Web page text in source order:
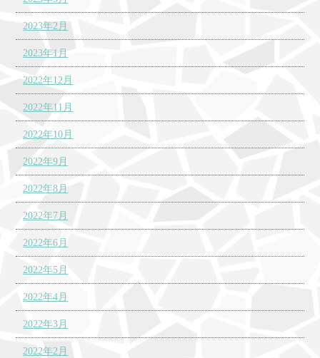
2023年2月
2023年1月
2022年12月
2022年11月
2022年10月
2022年9月
2022年8月
2022年7月
2022年6月
2022年5月
2022年4月
2022年3月
2022年2月